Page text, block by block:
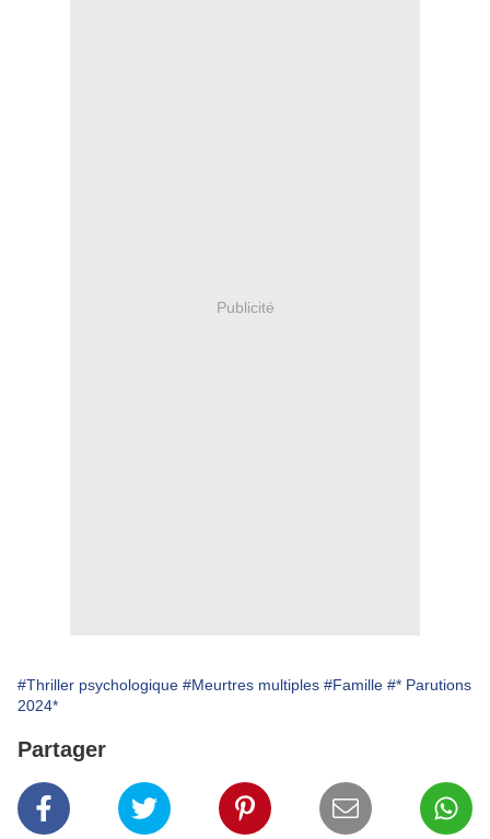
Publicité
#Thriller psychologique #Meurtres multiples #Famille #* Parutions
2024*
Partager